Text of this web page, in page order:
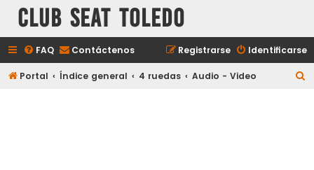
Club Seat Toledo
FAQ Contáctenos Identificarse
Registrarse
Portal Índice general 4 ruedas Audio - Video